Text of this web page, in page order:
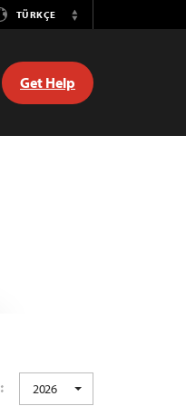
TÜRKÇE
Switch
Get Help
2026